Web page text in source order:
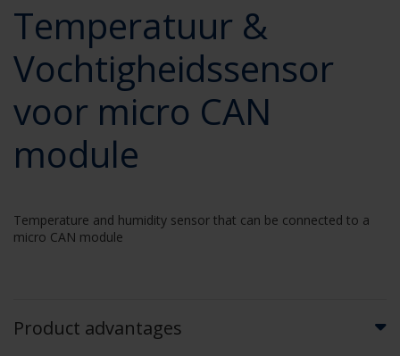
Temperatuur &
Vochtigheidssensor
voor micro CAN
module
Temperature and humidity sensor that can be connected to a
micro CAN module
Product advantages